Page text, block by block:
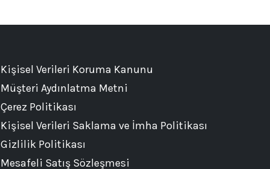
Kişisel Verileri Koruma Kanunu
Müşteri Aydınlatma Metni
Çerez Politikası
Kişisel Verileri Saklama ve İmha Politikası
Gizlilik Politikası
Mesafeli Satış Sözleşmesi